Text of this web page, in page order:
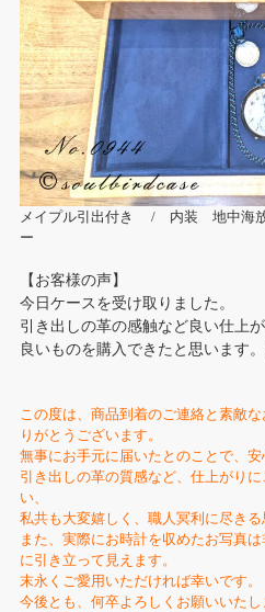
メイプル引出付き / 内装 地中海
ー
【お客様の声】
今日ケースを受け取りました。
引き出しの革の感触など良い仕上
良いものを購入できたと思います
この度は、商品到着のご連絡と素敵
りがとうございます。
無事にお手元に届いたとのことで、安
引き出しの革の質感など、仕上がり
い、
私共も大変嬉しく、職人冥利に尽きる
また、実際にお時計を収めたお写真
に引き立って見えます。
末永くご愛用いただければ幸いです。
今後とも、何卒よろしくお願いいたし